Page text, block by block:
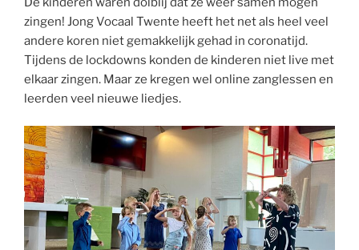
zingen! Jong Vocaal Twente heeft het net als heel veel
andere koren niet gemakkelijk gehad in coronatijd.
Tijdens de lockdowns konden de kinderen niet live met
elkaar zingen. Maar ze kregen wel online zanglessen en
leerden veel nieuwe liedjes.